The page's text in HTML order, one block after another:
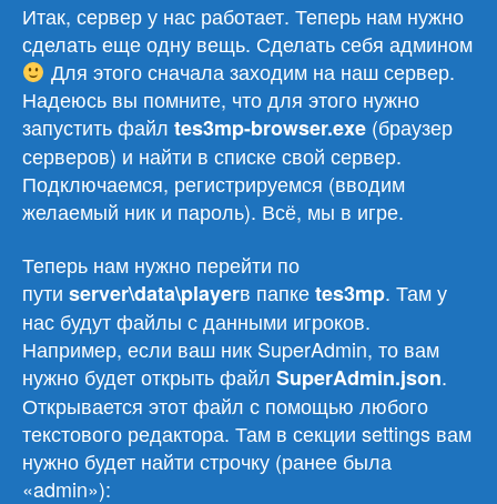
Итак, сервер у нас работает. Теперь нам нужно
сделать еще одну вещь. Сделать себя админом
Для этого сначала заходим на наш сервер.
Надеюсь вы помните, что для этого нужно
запустить файл tes3mp-browser.exe (браузер
серверов) и найти в списке свой сервер.
Подключаемся, регистрируемся (вводим
желаемый ник и пароль). Всё, мы в игре.
Теперь нам нужно перейти по
пути server\data\playerв папкеtes3mp. Там у
нас будут файлы с данными игроков.
Например, если ваш ник SuperAdmin, то вам
нужно будет открыть файл SuperAdmin.json.
Открывается этот файл с помощью любого
текстового редактора. Там в секции settings вам
нужно будет найти строчку (ранее была
«admin»):